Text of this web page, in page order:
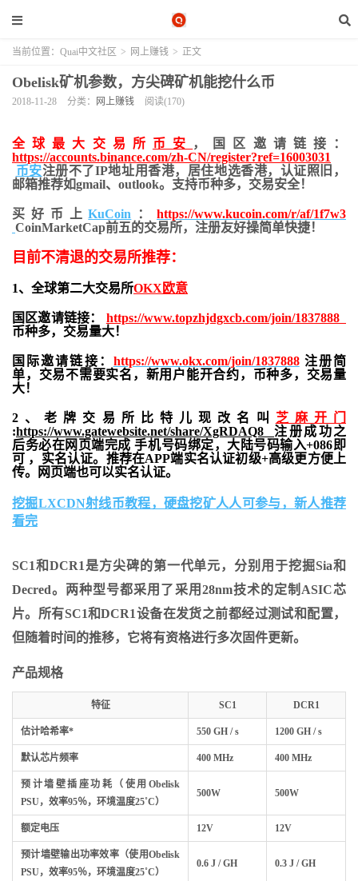
当前位置： Quai中文社区 > 网上赚钱 > 正文
Obelisk矿机参数，方尖碑矿机能挖什么币
2018-11-28 分类： 网上赚钱 阅读(170)
全球最大交易所 币安
，国区邀请链接：
https://accounts.binance.com/zh-CN/register?ref=16003031
币安注册不了IP地址用香港，居住地选香港，认证照旧，
邮箱推荐如gmail、outlook。支持币种多，交易安全！
买好币上KuCoin ：https://www.kucoin.com/r/af/1f7w3
CoinMarketCap前五的交易所，注册友好操简单快捷！
目前不清退的交易所推荐：
1、全球第二大交易所OKX欧意
国区邀请链接： https://www.topzhjdgxcb.com/join/1837888
币种多，交易量大！
国际邀请链接： https://www.okx.com/join/1837888注册简
单，交易不需要实名，新用户能开合约， 币种多，交易量
大！
2、老牌交易所比特儿现改名叫 芝麻开门
:https://www.gatewebsite.net/share/XgRDAQ8 注册成功之
后务必在网页端完成 手机号码绑定，大陆号码输入+086即
可 ，实名认证。推荐在APP端实名认证初级+高级更方便上
传。网页端也可以实名认证。
挖掘LXCDN射线币教程，硬盘挖矿人人可参与，新人推荐
看完
SC1和DCR1是方尖碑的第一代单元，分别用于挖掘Sia和
Decred。两种型号都采用了采用28nm技术的定制ASIC芯
片。所有SC1和DCR1设备在发货之前都经过测试和配置，
但随着时间的推移，它将有资格进行多次固件更新。
产品规格
特征 SC1 DCR1
估计哈希率* 550 GH / s 1200 GH / s
默认芯片频率 400 MHz 400 MHz
预计墙壁插座功耗（使用Obelisk
PSU，效率95％，环境温度25˚C）
500W 500W
额定电压 12V 12V
预计墙壁输出功率效率（使用Obelisk
PSU，效率95％，环境温度25˚C）
0.6 J / GH 0.3 J / GH